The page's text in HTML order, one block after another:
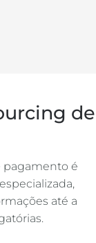
de
pagamento é
até a